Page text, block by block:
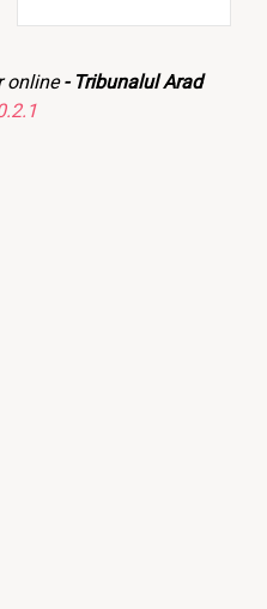
online - Tribunalul Arad